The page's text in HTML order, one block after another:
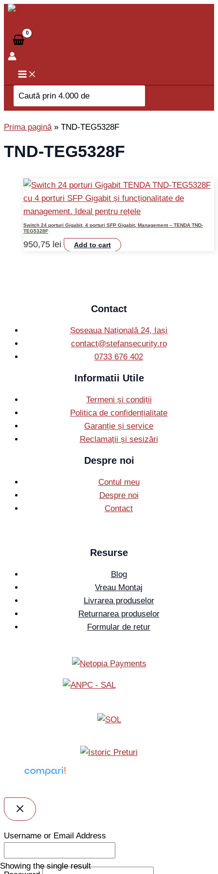
Skip
content
Search
for:
Prima pagină» TND-TEG5328F
TND-TEG5328F
Showing the single result
Switch 24 porturi Gigabit, 4 porturi SFP Gigabit, Management – TENDA TND-
TEG5328F
950,75 lei Add to cart
Contact
Șoseaua Națională 24, Iași
contact@stefansecurity.ro
0733 676 402
Informatii Utile
Termeni și condiții
Politica de confidențialitate
Garanție și service
Reclamații și sesizări
Despre noi
Contul meu
Despre noi
Contact
Resurse
Blog
Vreau Montaj
Livrarea produselor
Returnarea produselor
Formular de retur
Username or Email Address